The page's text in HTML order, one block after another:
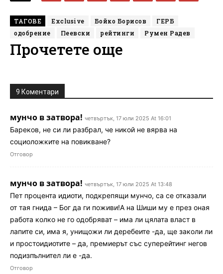
ТАГОВЕ Exclusive Бойко Борисов
ГЕРБ
одобрение
Пеевски рейтинги Румен Радев
Прочетете още
9 Коментари
мунчо в затвора! четвъртък, 17 юли 2025 At 16:01
Бареков, не си ли разбрал, че никой не вярва на
социоложките на повикване?
Отговор
мунчо в затвора! четвъртък, 17 юли 2025 At 13:48
Пет процента идиоти, подкрепящи мунчо, са се отказали
от тая гнида – Бог да ги поживи!А на Шиши му е през оная
работа колко не го одобряват – има ли цялата власт в
лапите си, има я, унищожи ли деребеите -да, ще заколи ли
и простоидиотите – да, премиерът със суперейтинг негов
подизпълнител ли е -да.
Отговор